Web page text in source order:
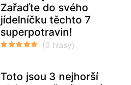
Zařaďte do svého
jídelníčku těchto 7
superpotravin!
Toto jsou 3 nejhorší